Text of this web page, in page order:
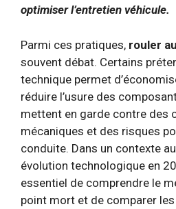
optimiser l’entretien véhicule.
Parmi ces pratiques, rouler
souvent débat. Certains
technique permet
réduire l’usure des
mettent en garde contre des
mécaniques et des risques
conduite. Dans un contexte
évolution technologique en
essentiel de comprendre le
point mort et de comparer